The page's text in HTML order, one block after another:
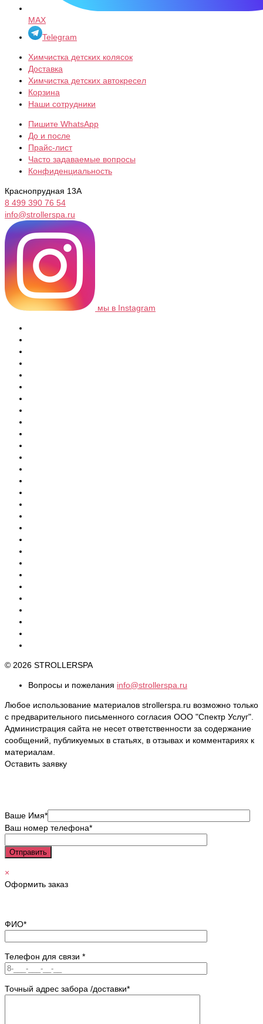
MAX
Telegram
Химчистка детских колясок
Доставка
Химчистка детских автокресел
Корзина
Наши сотрудники
Пишите WhatsApp
До и после
Прайс-лист
Часто задаваемые вопросы
Конфиденциальность
Краснопрудная 13А
8 499 390 76 54
info@strollerspa.ru
мы в Instagram
© 2026 STROLLERSPA
Вопросы и пожелания info@strollerspa.ru
Любое использование материалов strollerspa.ru возможно только
с предварительного письменного согласия ООО "Спектр Услуг".
Администрация сайта не несет ответственности за содержание
сообщений, публикуемых в статьях, в отзывах и комментариях к
материалам.
Оставить заявку
Ваше Имя*
Ваш номер телефона*
×
Оформить заказ
ФИО*
Телефон для связи *
Точный адрес забора /доставки*